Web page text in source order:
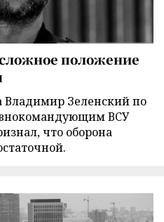
положение
Владимир Зеленский по
ВСУ
что оборона